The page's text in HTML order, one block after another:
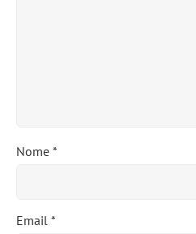
Nome *
Email *